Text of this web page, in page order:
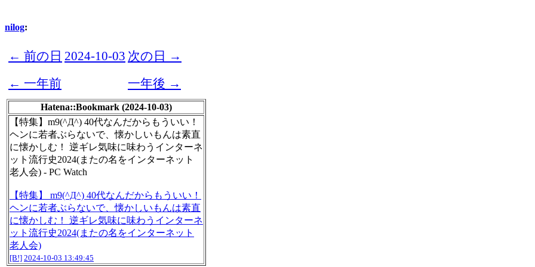
nilog:
← 前の日 2024-10-03 次の日 →
← 一年前
一年後 →
Hatena::Bookmark (2024-10-03)
【特集】m9(^Д^) 40代なんだからもういい！
ヘンに若者ぶらないで、懐かしいもんは素直
に懐かしむ！ 逆ギレ気味に味わうインターネ
ット流行史2024(またの名をインターネット
老人会) - PC Watch
【特集】 m9(^Д^) 40代なんだからもういい！
ヘンに若者ぶらないで、懐かしいもんは素直
に懐かしむ！ 逆ギレ気味に味わうインターネ
ット流行史2024(またの名をインターネット
老人会)
[B!] 2024-10-03 13:49:45